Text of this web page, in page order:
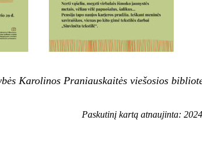
Karolinos Praniauskaitės viešosios
Paskutinį kartą atnaujinta: